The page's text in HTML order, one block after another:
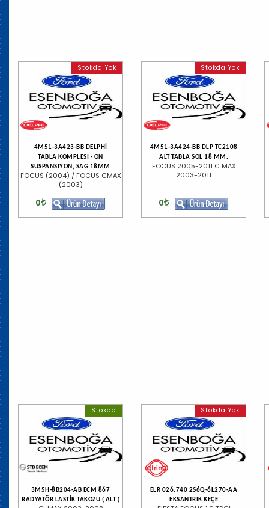
Stokda Yok
4M51-3A423-BB DELPHİ
TABLA KOMPLESI - ON
SUSPANSIYON, SAG 18MM
FOCUS (2004) / FOCUS CMAX
(2003)
0
Stokda Yok
4M51-3A424-BB DLP TC2108
ALT TABLA SOL 18 MM.
FOCUS 2005-2011 C MAX
2003-2011
0
Stokda
3M5H-8B204-AB ECM 867
RADYATÖR LASTİK TAKOZU ( ALT )
Stokda Yok
ELR 026.740 2S6Q-6L270-AA
EKSANTRIK KEÇE